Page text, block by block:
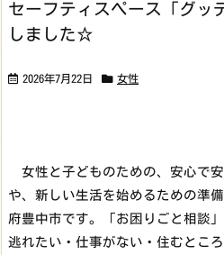
セーフティスペース「グッ
しました☆
2026年7月22日 女性
女性と子どものための、安心で
や、新しい生活を始めるための準
府豊中市です。
「お困りごと相談
逃れたい・仕事がない・住むとこ